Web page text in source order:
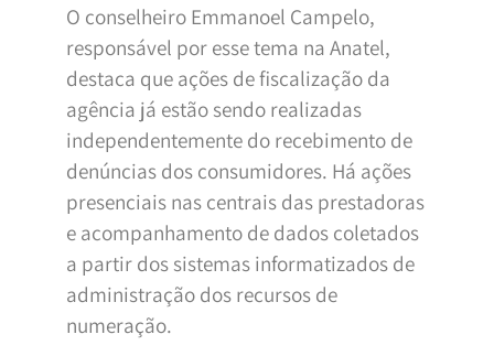
O conselheiro Emmanoel Campelo,
responsável por esse tema na Anatel,
destaca que ações de fiscalização da
agência já estão sendo realizadas
independentemente do recebimento de
denúncias dos consumidores. Há ações
presenciais nas centrais das prestadoras
e acompanhamento de dados coletados
a partir dos sistemas informatizados de
administração dos recursos de
numeração.